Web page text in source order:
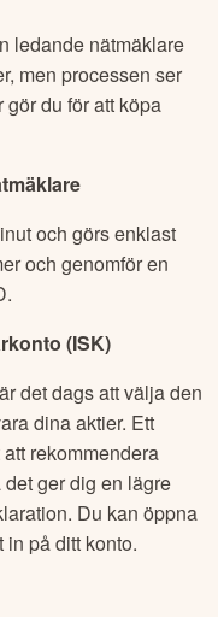
ledande nätmäklare
men processen ser
gör du för att köpa
och görs enklast
och genomför en
(ISK)
det dags att välja den
dina aktier. Ett
rekommendera
ger dig en lägre
Du kan öppna
på ditt konto.